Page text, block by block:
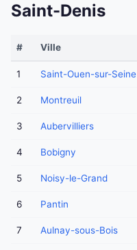
Saint-Denis
# Ville
1 Saint-Ouen-sur-Seine
2 Montreuil
3 Aubervilliers
4 Bobigny
5 Noisy-le-Grand
6 Pantin
7 Aulnay-sous-Bois